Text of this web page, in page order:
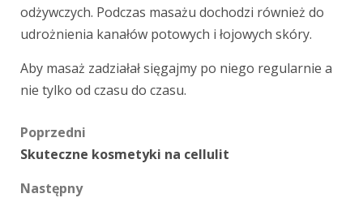
odżywczych. Podczas masażu dochodzi również do
udrożnienia kanałów potowych i łojowych skóry.
Aby masaż zadziałał sięgajmy po niego regularnie a
nie tylko od czasu do czasu.
Zobacz
wpisy
Poprzedni
Skuteczne kosmetyki na cellulit
Następny